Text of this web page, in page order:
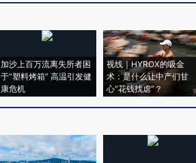
加沙上百万流离失所者困
于“塑料烤箱” 高温引发健
康危机
视线｜HYROX的吸金
术：是什么让中产们甘
心“花钱找虐”？